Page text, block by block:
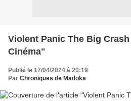
Violent Panic The Big
Cinéma"
Publié le 17/04/2024 à 20:19
Par Chroniques de Madoka